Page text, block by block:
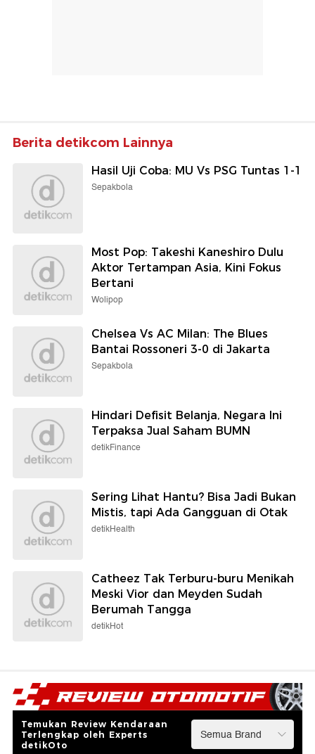
Berita detikcom Lainnya
Hasil Uji Coba: MU Vs PSG Tuntas 1-1
Sepakbola
Most Pop: Takeshi Kaneshiro Dulu
Aktor Tertampan Asia, Kini Fokus
Bertani
Wolipop
Chelsea Vs AC Milan: The Blues
Bantai Rossoneri 3-0 di Jakarta
Sepakbola
Hindari Defisit Belanja, Negara Ini
Terpaksa Jual Saham BUMN
detikFinance
Sering Lihat Hantu? Bisa Jadi Bukan
Mistis, tapi Ada Gangguan di Otak
detikHealth
Catheez Tak Terburu-buru Menikah
Meski Vior dan Meyden Sudah
Berumah Tangga
detikHot
Temukan Review Kendaraan
Terlengkap oleh Experts
detikOto